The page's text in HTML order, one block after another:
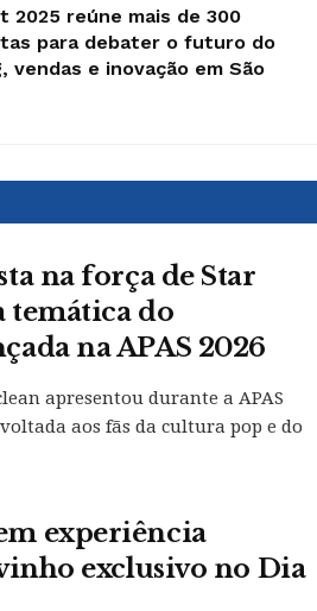
2025 reúne mais de 300
para debater o futuro do
vendas e inovação em São
na força de Star
temática do
na APAS 2026
apresentou durante a APAS
aos fãs da cultura pop e do
experiência
exclusivo no Dia